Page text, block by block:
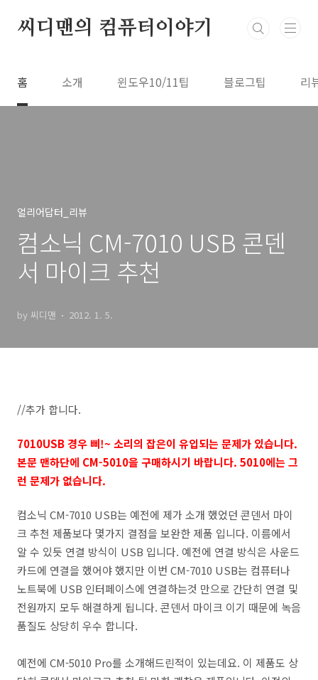
씨디맨의 컴퓨터이야기
홈 소개 윈도우10/11팁 블로그팁 리
얼리어답터_리뷰
컴소닉 CM-7010 USB 콘덴
서 마이크 추천
by 씨디맨 2012. 1. 5.
//추가 합니다.
7010USB 경우 삐!~ 소리의 잡은이 유입되는 문제가 있습니다.
본문 맨하단에 CM-5010을 구매하시기 바랍니다. 5010에는 그
런 문제가 없습니다.
컴소닉 CM-7010 USB는 예전에 제가 소개 했었던 콘덴서 마이
크 추천 제품보다 몇가지 결점을 보완한 제품 입니다. 이름에서
알 수 있듯 연결 방식이 USB 입니다. 예전에 연결 방식은 사운드
카드에 연결을 했어야 했지만 이번 CM-7010 USB는 컴퓨터나
노트북에 USB 인터페이스에 연결하는것 만으로 간단히 연결 및
전원까지 모두 해결하게 됩니다. 콘덴서 마이크 이기 때문에 녹음
품질도 상당히 우수 합니다.
예전에 CM-5010 Pro를 소개해드린적이 있는데요. 이 제품도 상